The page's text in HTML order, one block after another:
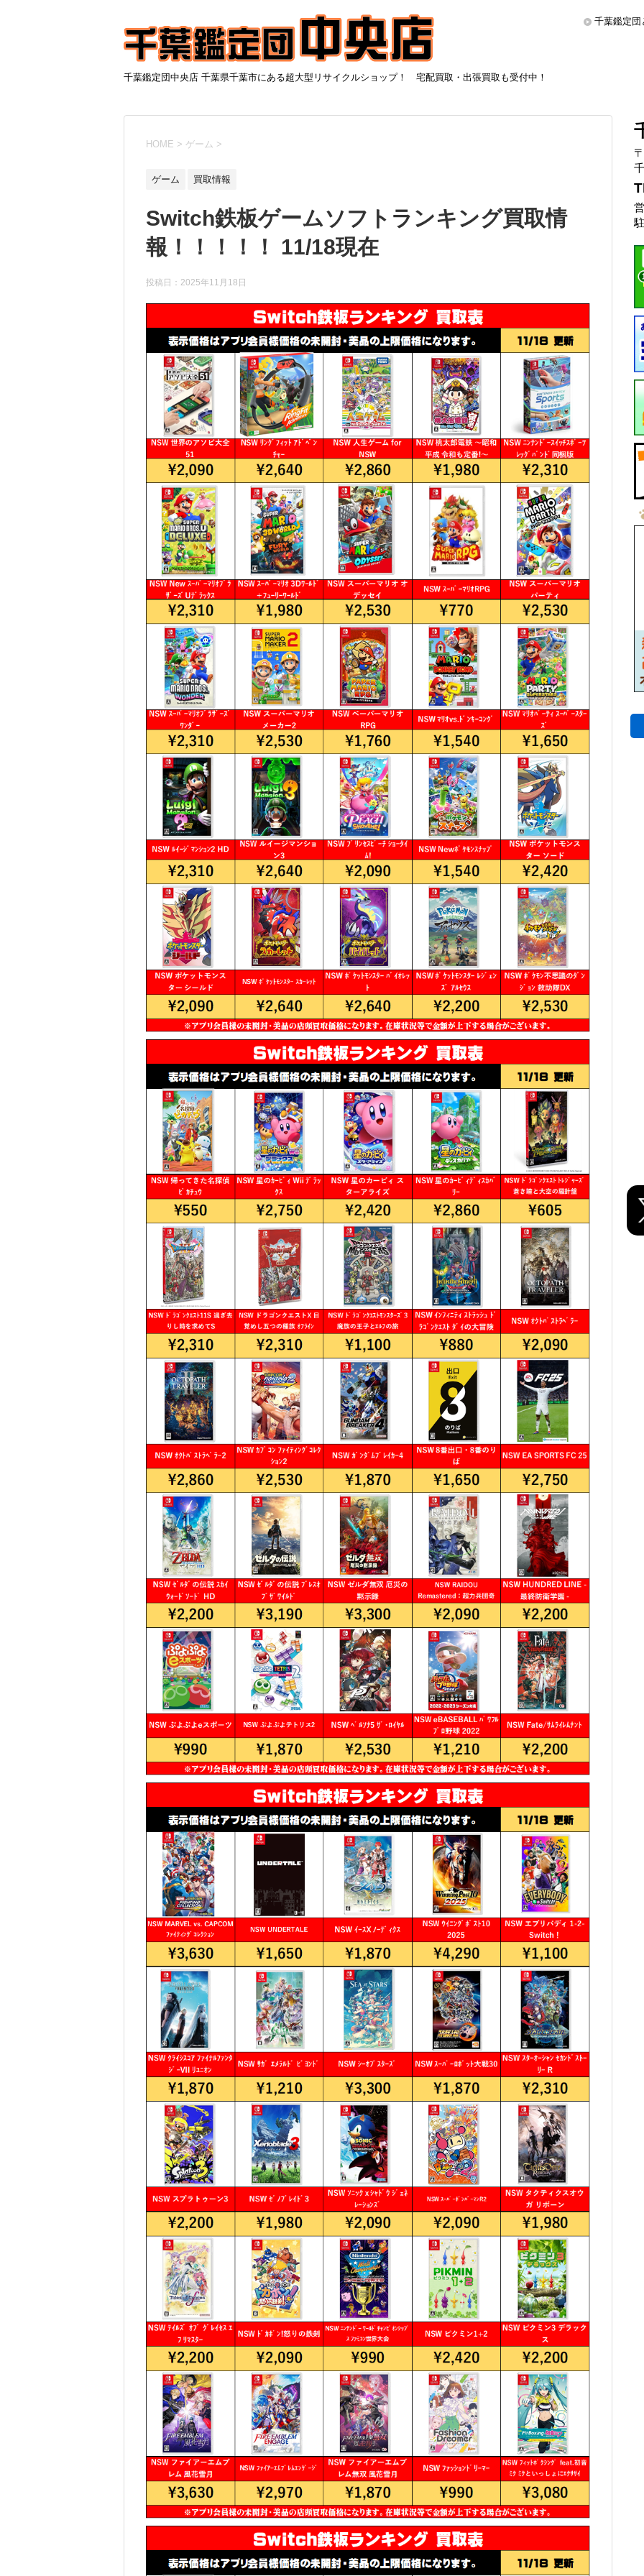
千葉鑑定団中央店 千葉県千葉市にある超大型リサイクルショップ！ 宅配買取・出張買取も受付中！
千葉鑑定団
HOME > ゲーム >
ゲーム 買取情報
Switch鉄板ゲームソフトランキング買取情
報！！！！！ 11/18現在
投稿日： 2025年11月18日